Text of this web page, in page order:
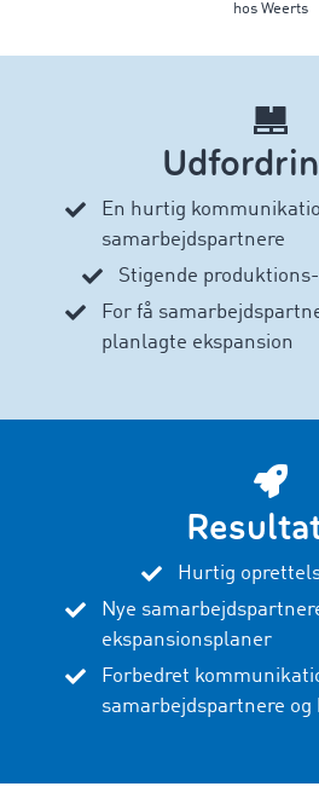
hos Weerts
En hurtig
samarbejdspartnere
Stigende
For få
planlagte ekspansion
Hurtig
Nye
ekspansionsplaner
Forbedret
samarbejdspartnere og